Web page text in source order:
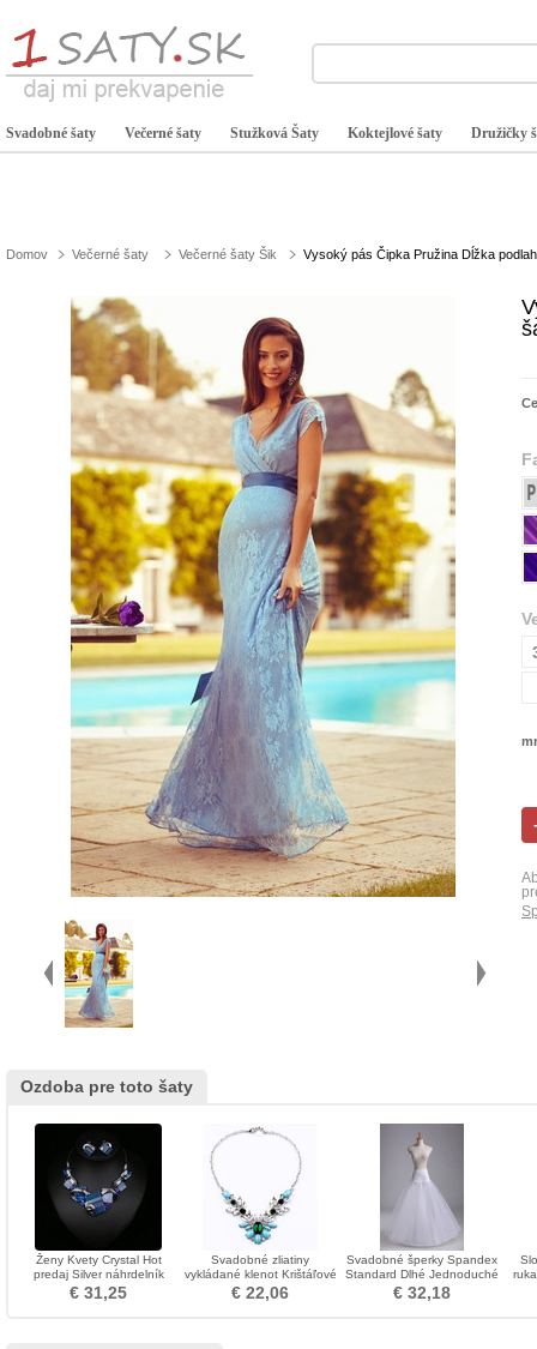
Svadobné šaty Večerné šaty Stužková Šaty Koktejlové šaty Družičky
Domov Večerné šaty Večerné šaty Šik Vysoký pás Čipka Pružina Dĺžka
Ozdoba pre toto šaty
Ženy Kvety Crystal Hot
predaj Silver náhrdelník
€ 31,25
Svadobné zliatiny
vykládané klenot Krištáľové
kvetiny ozdoba
€ 22,06
Svadobné šperky Spandex
Standard Dlhé Jednoduché
okraje Elastický pás
€ 32,18